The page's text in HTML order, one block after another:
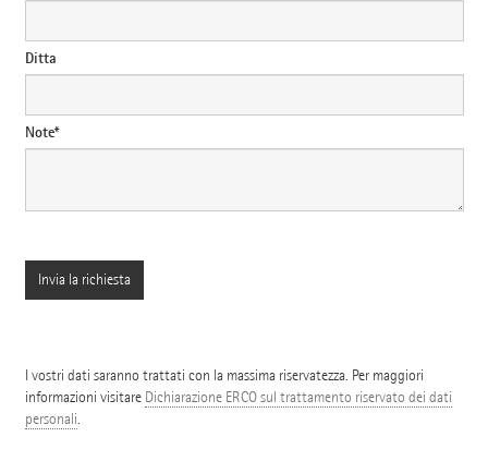
Ditta
Note*
I vostri dati saranno trattati con la massima riservatezza. Per maggiori
informazioni visitare Dichiarazione ERCO sul trattamento riservato dei dati
personali.